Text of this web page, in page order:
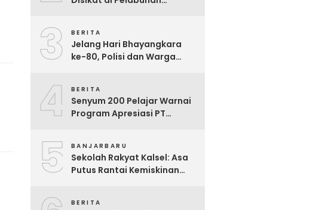
3 BERITA
Jelang Hari Bhayangkara
ke-80, Polisi dan Warga
Penghubung Desa
4 BERITA
Senyum 200 Pelajar Warnai
Program Apresiasi PT
5 BANJARBARU
Sekolah Rakyat Kalsel: Asa
Putus Rantai Kemiskinan
BERITA